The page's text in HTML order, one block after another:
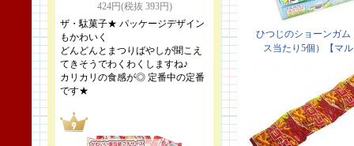
424円(税抜 393円)
ザ・駄菓子★ パッケージデザイン
もかわいく
どんどんとまつりばやしが聞こえ
てきそうでわくわくしますね♪
カリカリの食感が◎ 定番中の定番
です★